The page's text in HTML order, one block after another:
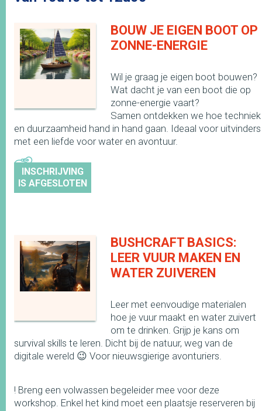
BOUW JE EIGEN BOOT OP
ZONNE-ENERGIE
Wil je graag je eigen boot bouwen?
Wat dacht je van een boot die op
zonne-energie vaart?
Samen ontdekken we hoe techniek
en duurzaamheid hand in hand gaan. Ideaal voor uitvinders
met een liefde voor water en avontuur.
INSCHRIJVING
IS AFGESLOTEN
BUSHCRAFT BASICS:
LEER VUUR MAKEN EN
WATER ZUIVEREN
Leer met eenvoudige materialen
hoe je vuur maakt en water zuivert
om te drinken. Grijp je kans om
survival skills te leren. Dicht bij de natuur, weg van de
digitale wereld 😉 Voor nieuwsgierige avonturiers.
! Breng een volwassen begeleider mee voor deze
workshop. Enkel het kind moet een plaatsje reserveren bij